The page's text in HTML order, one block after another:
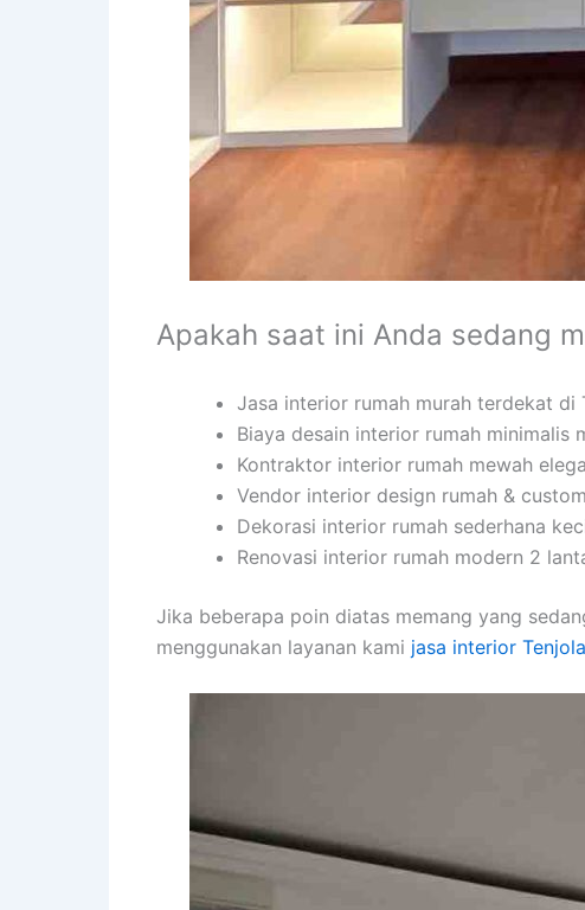
Apakah saat ini Anda sedang
Jasa interior rumah murah terdekat di
Biaya desain interior rumah minimalis
Kontraktor interior rumah mewah
Vendor interior design rumah &
Dekorasi interior rumah sederhana
Renovasi interior rumah modern 2
Jika beberapa poin diatas memang yang
menggunakan layanan kami jasa interior